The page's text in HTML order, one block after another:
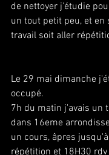
de nettoyer j'étudie
un tout petit peu, et en
travail soit aller
Le 29 mai dimanche
occupé.
7h du matin j'avais un
dans 16eme
un cours, âpres
répétition et 18H30